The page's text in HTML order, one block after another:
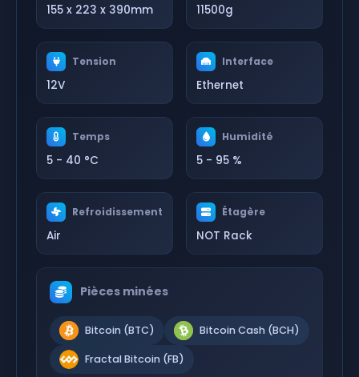
155 x 223 x 390mm 11500g
Tension
12V
Interface
Ethernet
Temps
5 - 40 °C
Humidité
5 - 95 %
Refroidissement
Air
Étagère
NOT Rack
Pièces minées
Bitcoin (BTC) Bitcoin Cash (BCH)
Fractal Bitcoin (FB)